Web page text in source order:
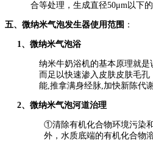
合等处理，生成直径50μm以下
五、 微纳米气泡发生器使用范围 ：
1、微纳米气泡浴
纳米牛奶浴机的基本原理就
而足以快速渗入皮肤皮肤毛
能,推拿满身经脉,加快新陈代
2、微纳米气泡河道治理
①清除有机化合物环境污染
外，水质底端的有机化合物